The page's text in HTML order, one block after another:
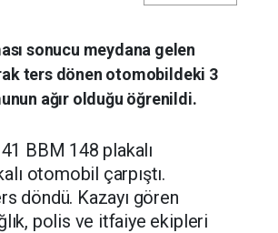
sonucu meydana gelen
ters dönen otomobildeki 3
ağır olduğu öğrenildi.
BBM 148 plakalı
otomobil çarpıştı.
döndü. Kazayı gören
polis ve itfaiye ekipleri